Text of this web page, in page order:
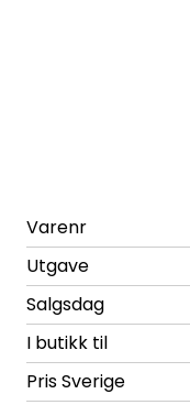
Varenr
Utgave
Salgsdag
I butikk til
Pris Sverige